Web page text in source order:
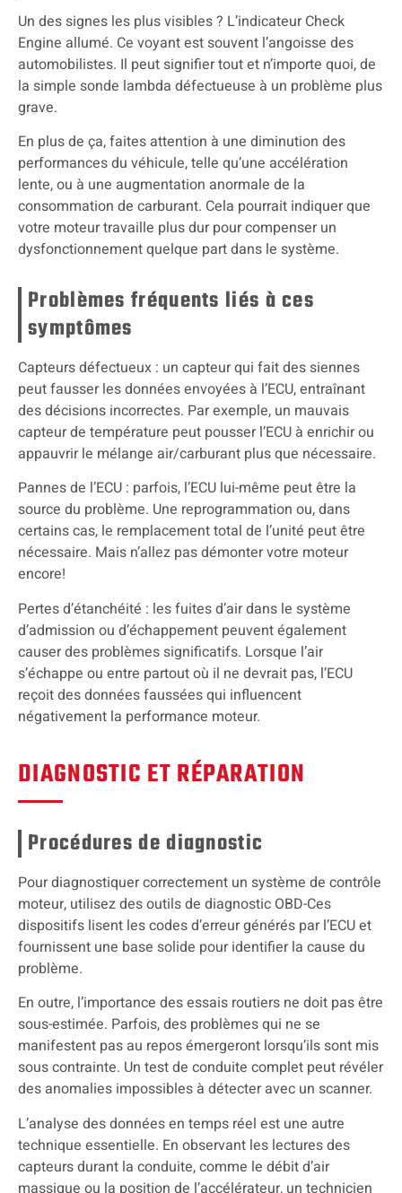
Un des signes les plus visibles ? L’indicateur Check
Engine allumé. Ce voyant est souvent l’angoisse des
automobilistes. Il peut signifier tout et n’importe quoi, de
la simple sonde lambda défectueuse à un problème plus
grave.
En plus de ça, faites attention à une diminution des
performances du véhicule, telle qu’une accélération
lente, ou à une augmentation anormale de la
consommation de carburant. Cela pourrait indiquer que
votre moteur travaille plus dur pour compenser un
dysfonctionnement quelque part dans le système.
Problèmes fréquents liés à ces
symptômes
Capteurs défectueux : un capteur qui fait des siennes
peut fausser les données envoyées à l’ECU, entraînant
des décisions incorrectes. Par exemple, un mauvais
capteur de température peut pousser l’ECU à enrichir ou
appauvrir le mélange air/carburant plus que nécessaire.
Pannes de l’ECU : parfois, l’ECU lui-même peut être la
source du problème. Une reprogrammation ou, dans
certains cas, le remplacement total de l’unité peut être
nécessaire. Mais n’allez pas démonter votre moteur
encore!
Pertes d’étanchéité : les fuites d’air dans le système
d’admission ou d’échappement peuvent également
causer des problèmes significatifs. Lorsque l’air
s’échappe ou entre partout où il ne devrait pas, l’ECU
reçoit des données faussées qui influencent
négativement la performance moteur.
DIAGNOSTIC ET RÉPARATION
Procédures de diagnostic
Pour diagnostiquer correctement un système de contrôle
moteur, utilisez des outils de diagnostic OBD-Ces
dispositifs lisent les codes d’erreur générés par l’ECU et
fournissent une base solide pour identifier la cause du
problème.
En outre, l’importance des essais routiers ne doit pas être
sous-estimée. Parfois, des problèmes qui ne se
manifestent pas au repos émergeront lorsqu’ils sont mis
sous contrainte. Un test de conduite complet peut révéler
des anomalies impossibles à détecter avec un scanner.
L’analyse des données en temps réel est une autre
technique essentielle. En observant les lectures des
capteurs durant la conduite, comme le débit d’air
massique ou la position de l’accélérateur, un technicien